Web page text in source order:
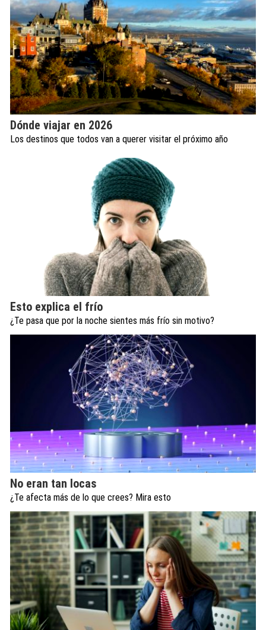
Dónde viajar en 2026
Los destinos que todos van a querer visitar el próximo año
Esto explica el frío
¿Te pasa que por la noche sientes más frío sin motivo?
No eran tan locas
¿Te afecta más de lo que crees? Mira esto